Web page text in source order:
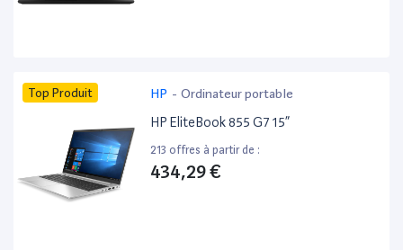
Top Produit HP - Ordinateur portable
HP EliteBook 855 G7 15”
213 offres à partir de :
434,29 €